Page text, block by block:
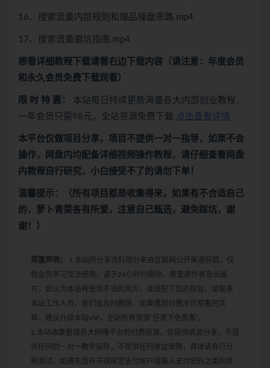
16、搜索流量内部规则和爆品操盘思路.mp4
17、搜索流量避坑指南.mp4
想看详细教程下载请看右边下载内容 （请注意：年度会员
和永久会员免费下载观看）
限 时 特 惠： 本站每日持续更新海量各大内部创业教程，
一年会员只需98元，全站资源免费下载 点击查看详情
本平台仅做项目分享，项目不提供一对一指导，如果不会
操作，网盘内均配备详细视频操作教程，请仔细查看网盘
内教程自行研究，小白接受不了的请勿下单！
温馨提示：（所有项目都是收集得来，如果有不合适自己
的，萝卜青菜各有所爱，注意自己甄选，避免踩坑，谢
谢！）
郑重声明：
1.本站所分享资料部分来自互联网公开渠道获取，仅
供会员学习交流使用，请于24小时内删除，尊重原作者及出版
方，如认为本站有使用不当的地方，或侵犯了您的权益，请联系
本站工作人员，我们会及时删除。如果遇到付费才可观看的文
章，建议升级本站VIP，全站所有资源“任意下免费看”。
2.本站收集整理各大网赚平台的付费资源，仅提供资源分享，不提
供任何的一对一教学指导，不提供任何收益保障，具体请自行分
辨测试，如遇充值环节或绑定支付账户或输入支付密码之类的异